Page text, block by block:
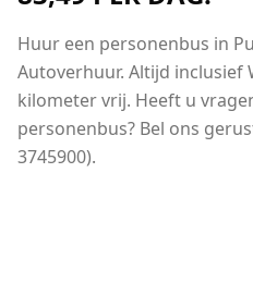
Huur een personenbus in
Autoverhuur. Altijd inclusief
kilometer vrij. Heeft u
personenbus? Bel ons
3745900).